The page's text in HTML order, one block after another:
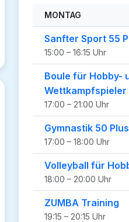
MONTAG
Sanfter Sport 55
15:00 – 16:15 Uhr
Boule für Hobby-
Wettkampfspieler
17:00 – 21:00 Uhr
Gymnastik 50 Plus
17:00 – 18:00 Uhr
Volleyball für
18:00 – 20:00 Uhr
ZUMBA Training
19:15 – 20:15 Uhr